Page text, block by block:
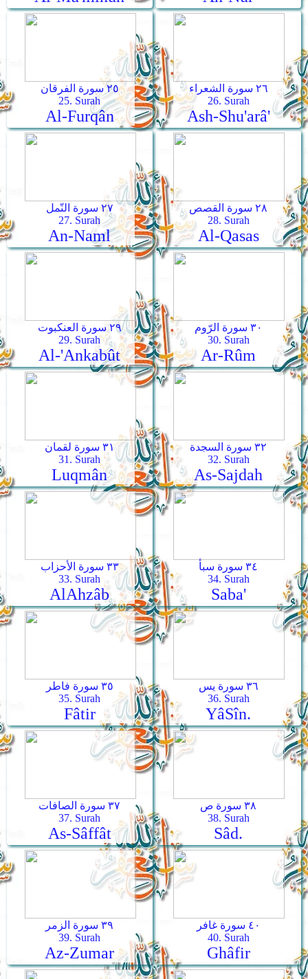
٢٥ سورة الفرقان
25. Surah
Al-Furqân
٢٦ سورة الشعراء
26. Surah
Ash-Shu'arâ'
٢٧ سورة النّمل
27. Surah
An-Naml
٢٨ سورة القصص
28. Surah
Al-Qasas
٢٩ سورة العنكبوت
29. Surah
Al-'Ankabût
٣٠ سورة الرّوم
30. Surah
Ar-­Rûm
٣١ سورة لقمان
31. Surah
Luqmân
٣٢ سورة السجدة
32. Surah
As-­Sajdah
٣٣ سورة الأحزاب
33. Surah
Al­Ahzâb
٣٤ سورة سبأ
34. Surah
Saba'
٣٥ سورة فاطر
35. Surah
Fâtir
٣٦ سورة يس
36. Surah
Yâ­Sîn.
٣٧ سورة الصافات
37. Surah
As-Sâffât
٣٨ سورة ص
38. Surah
Sâd.
٣٩ سورة الزمر
39. Surah
Az-Zumar
٤٠ سورة غافر
40. Surah
Ghâfir